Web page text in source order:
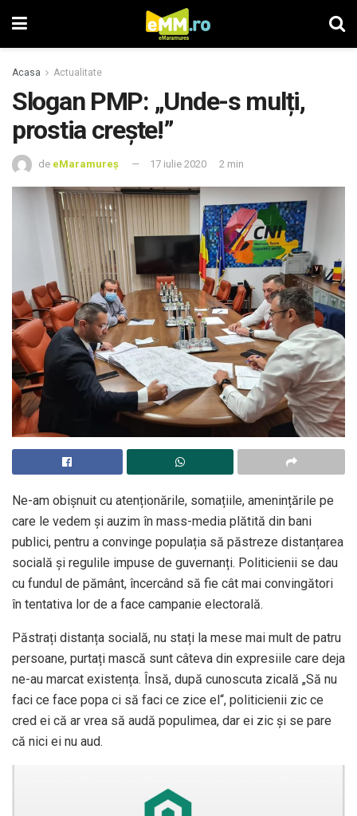
Acasa Actualitate
Slogan PMP: „Unde-s mulți,
prostia crește!”
de eMaramureș 17 iulie 2020 2 min
Ne-am obișnuit cu atenționările, somațiile, amenințările pe
care le vedem și auzim în mass-media plătită din bani
publici, pentru a convinge populația să păstreze distanțarea
socială și regulile impuse de guvernanți. Politicienii se dau
cu fundul de pământ, încercând să fie cât mai convingători
în tentativa lor de a face campanie electorală.
Păstrați distanța socială, nu stați la mese mai mult de patru
persoane, purtați mască sunt câteva din expresiile care deja
ne-au marcat existența. Însă, după cunoscuta zicală „Să nu
faci ce face popa ci să faci ce zice el“, politicienii zic ce
cred ei că ar vrea să audă populimea, dar ei zic și se pare
că nici ei nu aud.